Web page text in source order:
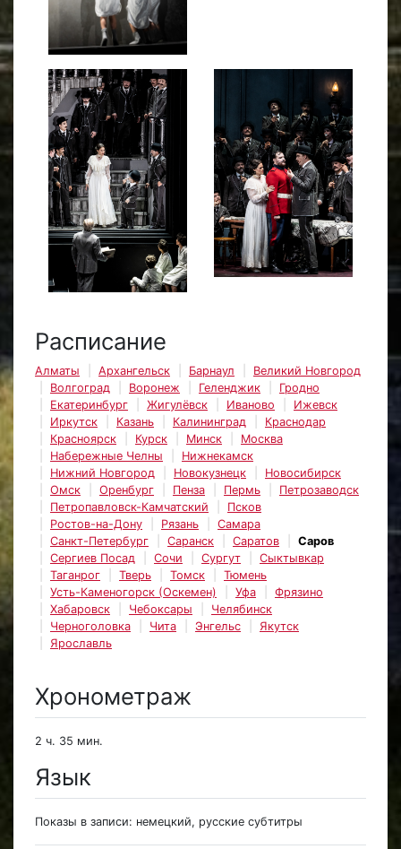
Расписание
Алматы Архангельск Барнаул
Великий Новгород
Волгоград
Воронеж Геленджик
Гродно
Екатеринбург
Жигулёвск Иваново
Ижевск
Иркутск
Казань Калининград
Краснодар
Красноярск
Курск Минск
Москва
Набережные Челны
Нижнекамск
Нижний Новгород
Новокузнецк
Новосибирск
Омск
Оренбург Пенза Пермь
Петрозаводск
Петропавловск-Камчатский
Псков
Ростов-на-Дону
Рязань
Самара
Санкт-Петербург
Саранск Саратов
Саров
Сергиев Посад
Сочи Сургут
Сыктывкар
Таганрог
Тверь Томск
Тюмень
Усть-Каменогорск (Оскемен)
Уфа
Фрязино
Хабаровск
Чебоксары
Челябинск
Черноголовка
Чита Энгельс
Якутск
Ярославль
Хронометраж
2 ч. 35 мин.
Язык
Показы в записи: немецкий, русские субтитры